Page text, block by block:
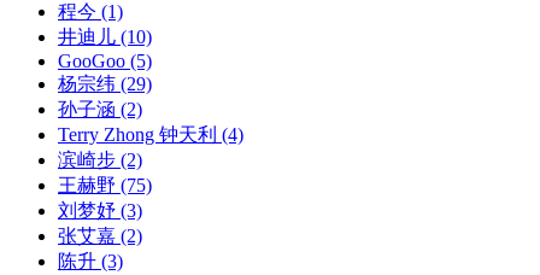
程今 (1)
井迪儿 (10)
GooGoo (5)
杨宗纬 (29)
孙子涵 (2)
Terry Zhong 钟天利 (4)
滨崎步 (2)
王赫野 (75)
刘梦妤 (3)
张艾嘉 (2)
陈升 (3)